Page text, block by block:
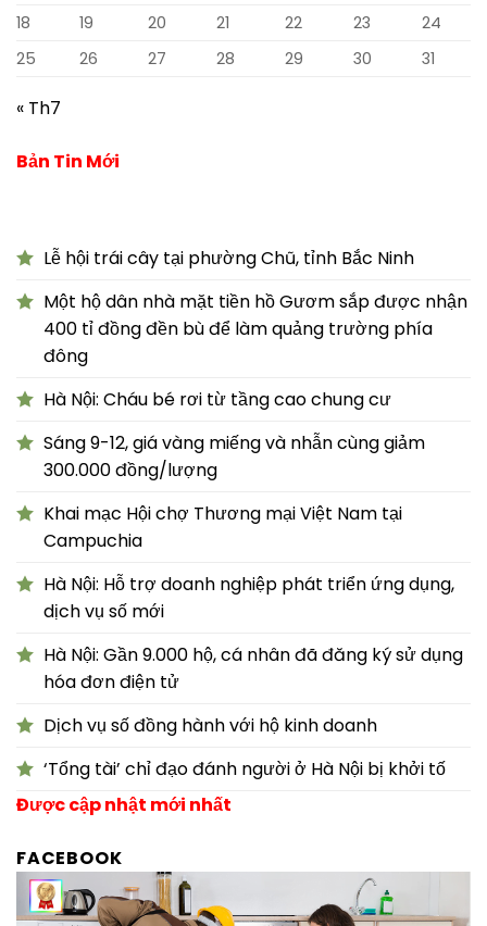
18
19 20 21 22 23
24
25
26 27 28 29 30 31
« Th7
Bản Tin Mới
Lễ hội trái cây tại phường Chũ, tỉnh Bắc Ninh
Một hộ dân nhà mặt tiền hồ Gươm sắp được nhận
400 tỉ đồng đền bù để làm quảng trường phía
đông
Hà Nội: Cháu bé rơi từ tầng cao chung cư
Sáng 9-12, giá vàng miếng và nhẫn cùng giảm
300.000 đồng/lượng
Khai mạc Hội chợ Thương mại Việt Nam tại
Campuchia
Hà Nội: Hỗ trợ doanh nghiệp phát triển ứng dụng,
dịch vụ số mới
Hà Nội: Gần 9.000 hộ, cá nhân đã đăng ký sử dụng
hóa đơn điện tử
Dịch vụ số đồng hành với hộ kinh doanh
‘Tổng tài’ chỉ đạo đánh người ở Hà Nội bị khởi tố
Được cập nhật mới nhất
FACEBOOK